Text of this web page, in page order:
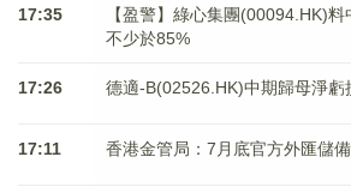
17:35
【盈警】綠心集團(00094.HK)
不少於85%
17:26 德適-B(02526.HK)中期歸母淨
17:11 香港金管局：7月底官方外匯儲